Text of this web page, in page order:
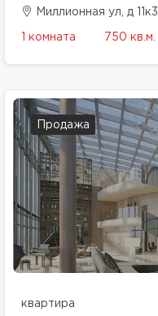
Миллионная ул, д 11к3
1 комната 750 кв.м.
Продажа
квартира